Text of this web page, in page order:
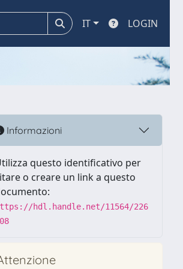
IT LOGIN
Informazioni
questo identificativo per
o creare un link a questo
hdl.handle.net/11564/226